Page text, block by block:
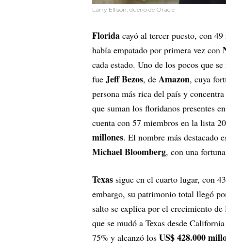
Larry Ellison, dueño de Oracle
Florida cayó al tercer puesto, con 49
había empatado por primera vez con
cada estado. Uno de los pocos que
fue Jeff Bezos, de Amazon, cuya
persona más rica del país y
que suman los floridanos presentes
cuenta con 57 miembros en la lista
millones. El nombre más destacado
Michael Bloomberg, con una
Texas sigue en el cuarto lugar, con
embargo, su patrimonio total llegó
salto se explica por el crecimiento de
que se mudó a Texas desde
75% y alcanzó los US$ 428.000